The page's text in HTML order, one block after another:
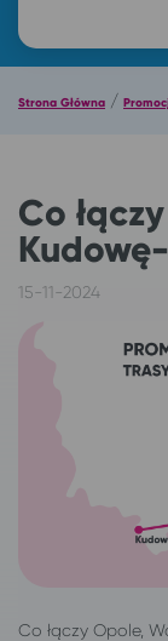
Strona Główna /
Co
15-11-2024
Co łączy Opole,